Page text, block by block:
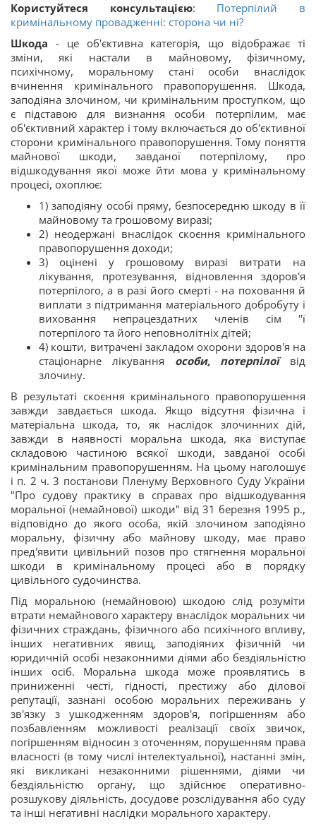
Користуйтеся консультацією: Потерпілий в
кримінальному провадженні: сторона чи ні?
Шкода - це об'єктивна категорія, що відображає ті
зміни, які настали в майновому, фізичному,
психічному, моральному стані особи внаслідок
вчинення кримінального правопорушення. Шкода,
заподіяна злочином, чи кримінальним проступком, що
є підставою для визнання особи потерпілим, має
об'єктивний характер і тому включається до об'єктивної
сторони кримінального правопорушення. Тому поняття
майнової шкоди, завданої потерпілому, про
відшкодування якої може йти мова у кримінальному
процесі, охоплює:
1) заподіяну особі пряму, безпосередню шкоду в її
майновому та грошовому виразі;
2) неодержані внаслідок скоєння кримінального
правопорушення доходи;
3) оцінені у грошовому виразі витрати на
лікування, протезування, відновлення здоров'я
потерпілого, а в разі його смерті - на поховання й
виплати з підтримання матеріального добробуту і
виховання непрацездатних членів сім "ї
потерпілого та його неповнолітніх дітей;
4) кошти, витрачені закладом охорони здоров'я на
стаціонарне лікування особи, потерпілої від
злочину.
В результаті скоєння кримінального правопорушення
завжди завдається шкода. Якщо відсутня фізична і
матеріальна шкода, то, як наслідок злочинних дій,
завжди в наявності моральна шкода, яка виступає
складовою частиною всякої шкоди, завданої особі
кримінальним правопорушенням. На цьому наголошує
і п. 2 ч. 3 постанови Пленуму Верховного Суду України
"Про судову практику в справах про відшкодування
моральної (немайнової) шкоди" від 31 березня 1995 р.,
відповідно до якого особа, якій злочином заподіяно
моральну, фізичну або майнову шкоду, має право
пред'явити цивільний позов про стягнення моральної
шкоди в кримінальному процесі або в порядку
цивільного судочинства.
Під моральною (немайновою) шкодою слід розуміти
втрати немайнового характеру внаслідок моральних чи
фізичних страждань, фізичного або психічного впливу,
інших негативних явищ, заподіяних фізичній чи
юридичній особі незаконними діями або бездіяльністю
інших осіб. Моральна шкода може проявлятись в
приниженні честі, гідності, престижу або ділової
репутації, зазнані особою моральних переживань у
зв'язку з ушкодженням здоров'я, погіршенням або
позбавленням можливості реалізації своїх звичок,
погіршенням відносин з оточенням, порушенням права
власності (в тому числі інтелектуальної), настанні змін,
які викликані незаконними рішеннями, діями чи
бездіяльністю органу, що здійснює оперативно-
розшукову діяльність, досудове розслідування або суду
та інші негативні наслідки морального характеру.